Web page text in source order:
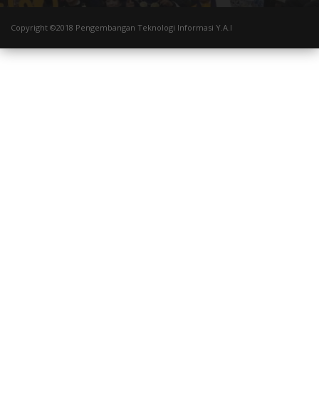
Copyright ©2018 Pengembangan Teknologi Informasi Y.A.I